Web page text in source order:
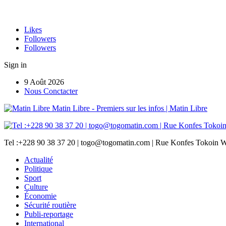
Likes
Followers
Followers
Sign in
9 Août 2026
Nous Conctacter
Matin Libre - Premiers sur les infos | Matin Libre
Tel :+228 90 38 37 20 | togo@togomatin.com | Rue Konfes Tokoin
Actualité
Politique
Sport
Culture
Économie
Sécurité routière
Publi-reportage
International